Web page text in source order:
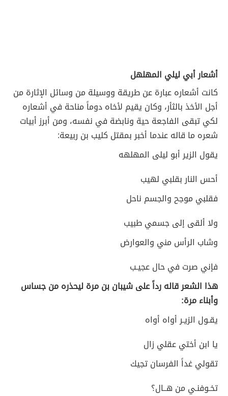
أشعار أبي ليلي المهلهل
كانت أشعاره عبارة عن طريقة ووسيلة من وسائل الإثارة من
أجل الأخذ بالثأر، وكان يقيم لأخاه دوماً مناحة في أشعاره
لكي تبقى الفاجعة حية ونابضة في نفسه، ومن أبرز أبيات
شعره ما قاله عندما أخبر بمقتل كليب بن ربيعة:
يقول الزير أبو ليلى المهلهه
أحس النار بقلبي لهيب
فقلبي موجح والجسم ناحل
ولا ألقى إلى جسمي طبيب
وشاب الرأس مني والعوارض
فإني صرت في حال عجيـب
هذا الشعر قاله رداً على شيبان بن مرة ليحذره من جساس
وأبناء مرة:
يقـول الزيـر أواه أواه
يا ابن أختي عقلي زال
تقولي غداً الفرسان تجيك
تخـوفنـي من هــال؟